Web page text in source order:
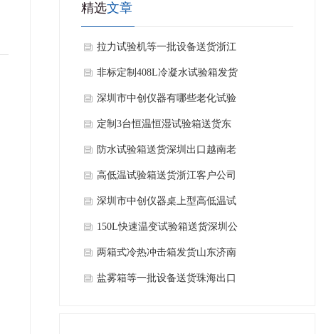
精选文章
拉力试验机等一批设备送货浙江
杭州
非标定制408L冷凝水试验箱发货
福建公司
深圳市中创仪器有哪些老化试验
箱？
定制3台恒温恒湿试验箱送货东
莞厚街老客户公司
防水试验箱送货深圳出口越南老
客户公司
高低温试验箱送货浙江客户公司
深圳市中创仪器桌上型高低温试
验箱 产品测试应用介绍
150L快速温变试验箱送货深圳公
司
两箱式冷热冲击箱发货山东济南
做芯片封装客户公司
盐雾箱等一批设备送货珠海出口